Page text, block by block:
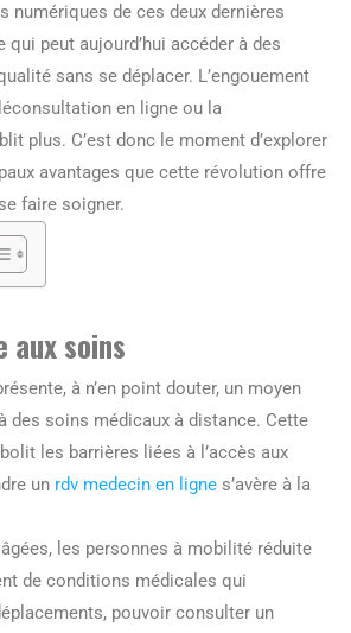
numériques de ces deux dernières
qui peut aujourd’hui accéder à des
sans se déplacer. L’engouement
en ligne ou la
plus. C’est donc le moment d’explorer
avantages que cette révolution offre
faire soigner.
aux soins
à n’en point douter, un moyen
des soins médicaux à distance. Cette
les barrières liées à l’accès aux
un rdv medecin en ligne s’avère à la
les personnes à mobilité réduite
de conditions médicales qui
pouvoir consulter un